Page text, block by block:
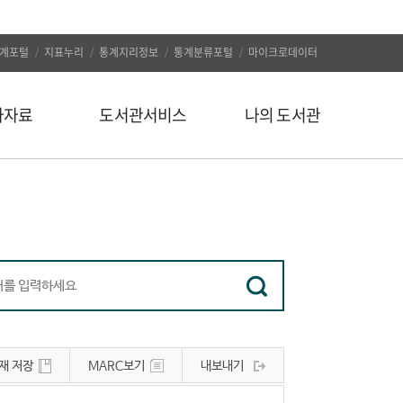
포털 지표누리 통계지리정보 통계분류포털 마이크로데이터
료 도서관서비스
인기도서
정보서비스
유관사이트
공지사항
나의 도서관
대출/예약조회
자료구입신청
나의 서재
나의 서평
저장 MARC보기 내보내기